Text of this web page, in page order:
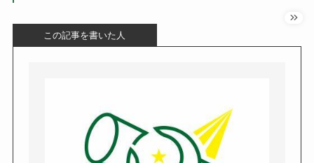
この記事を書いた人